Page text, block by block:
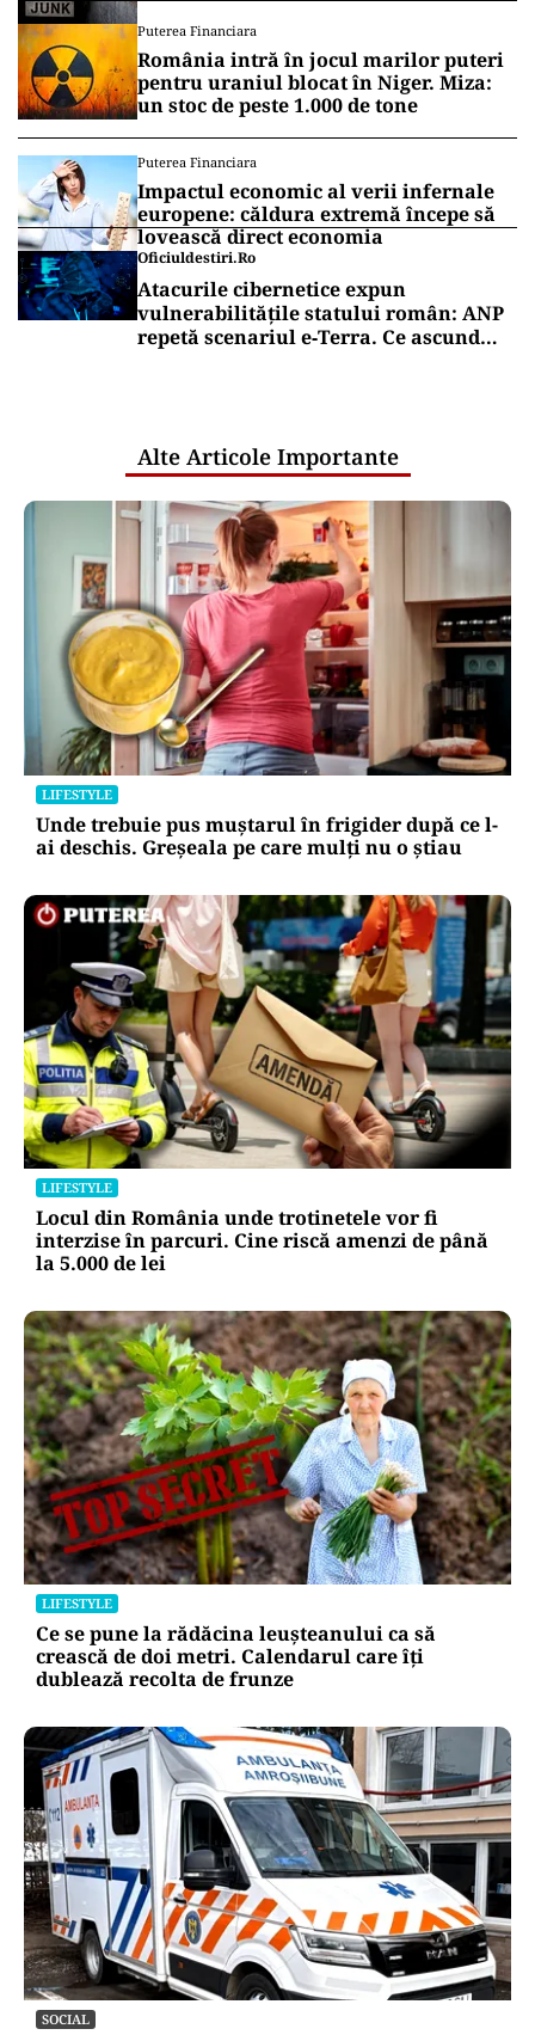
Puterea Financiara
România intră în jocul marilor puteri
pentru uraniul blocat în Niger. Miza:
un stoc de peste 1.000 de tone
Puterea Financiara
Impactul economic al verii infernale
europene: căldura extremă începe să
lovească direct economia
Oficiuldestiri.ro
Atacurile cibernetice expun
vulnerabilitățile statului român: ANP
repetă scenariul e‑Terra. Ce ascund
Alte Articole Importante
LIFESTYLE
Unde trebuie pus muștarul în frigider după ce l-
ai deschis. Greșeala pe care mulți nu o știau
LIFESTYLE
Locul din România unde trotinetele vor fi
interzise în parcuri. Cine riscă amenzi de până
la 5.000 de lei
LIFESTYLE
Ce se pune la rădăcina leușteanului ca să
crească de doi metri. Calendarul care îți
dublează recolta de frunze
SOCIAL